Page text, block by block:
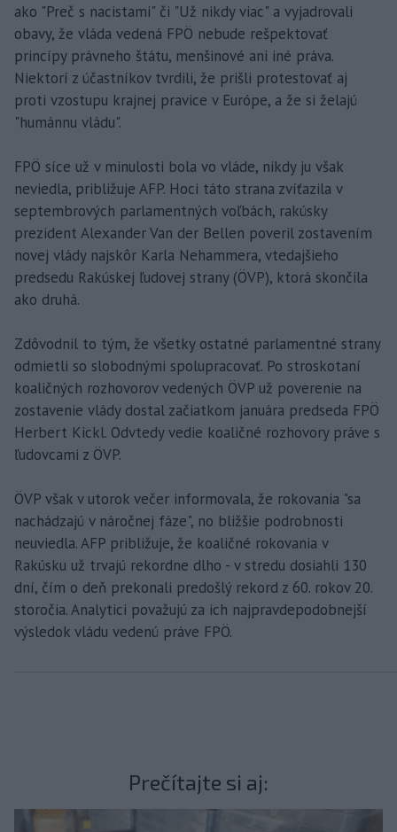
ako "Preč s nacistami" či "Už nikdy viac" a vyjadrovali
obavy, že vláda vedená FPÖ nebude rešpektovať
princípy právneho štátu, menšinové ani iné práva.
Niektorí z účastníkov tvrdili, že prišli protestovať aj
proti vzostupu krajnej pravice v Európe, a že si želajú
"humánnu vládu".
FPÖ síce už v minulosti bola vo vláde, nikdy ju však
neviedla, približuje AFP. Hoci táto strana zvíťazila v
septembrových parlamentných voľbách, rakúsky
prezident Alexander Van der Bellen poveril zostavením
novej vlády najskôr Karla Nehammera, vtedajšieho
predsedu Rakúskej ľudovej strany (ÖVP), ktorá skončila
ako druhá.
Zdôvodnil to tým, že všetky ostatné parlamentné strany
odmietli so slobodnými spolupracovať. Po stroskotaní
koaličných rozhovorov vedených ÖVP už poverenie na
zostavenie vlády dostal začiatkom januára predseda FPÖ
Herbert Kickl. Odvtedy vedie koaličné rozhovory práve s
ľudovcami z ÖVP.
ÖVP však v utorok večer informovala, že rokovania "sa
nachádzajú v náročnej fáze", no bližšie podrobnosti
neuviedla. AFP približuje, že koaličné rokovania v
Rakúsku už trvajú rekordne dlho - v stredu dosiahli 130
dní, čím o deň prekonali predošlý rekord z 60. rokov 20.
storočia. Analytici považujú za ich najpravdepodobnejší
výsledok vládu vedenú práve FPÖ.
Prečítajte si aj: